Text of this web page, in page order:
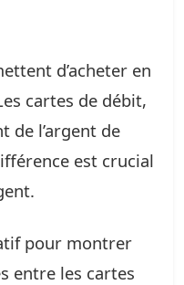
d’acheter en
cartes de débit,
de l’argent de
est crucial
pour montrer
entre les cartes